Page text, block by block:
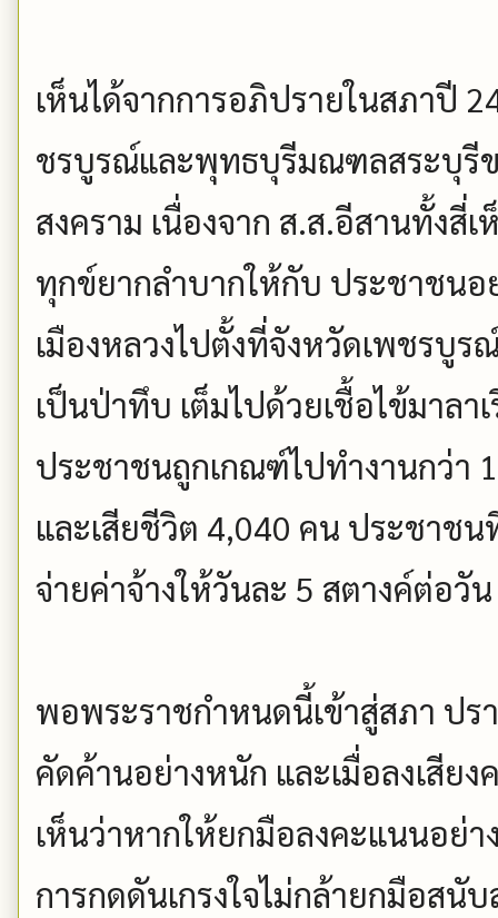
เห็นได้จากการอภิปรายในสภาปี
ชรบูรณ์และพุทธบุรีมณฑลสระบุรี
สงคราม เนื่องจาก ส.ส.อีสานทั้งสี่
ทุกข์ยากลำบากให้กับ ประชาชนอ
เมืองหลวงไปตั้งที่จังหวัดเพชรบู
เป็นป่าทึบ เต็มไปด้วยเชื้อไข้มาล
ประชาชนถูกเกณฑ์ไปทำงานกว่า
และเสียชีวิต 4,040 คน ประชาช
จ่ายค่าจ้างให้วันละ 5 สตางค์ต่อ
พอพระราชกำหนดนี้เข้าสู่สภา ปร
คัดค้านอย่างหนัก และเมื่อลงเสีย
เห็นว่าหากให้ยกมือลงคะแนนอย่า
การกดดันเกรงใจไม่กล้ายกมือส